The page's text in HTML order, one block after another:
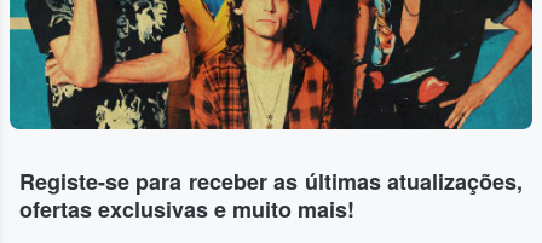
Registe-se para receber as últimas atualizações,
ofertas exclusivas e muito mais!